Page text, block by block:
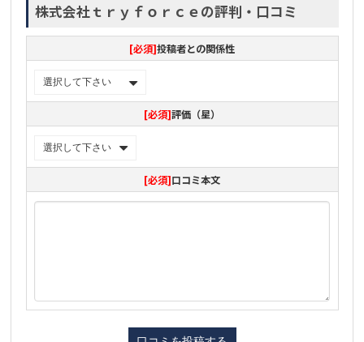
株式会社ｔｒｙｆｏｒｃｅの評判・口コミ
[必須]投稿者との関係性
[必須]評価（星）
[必須]口コミ本文